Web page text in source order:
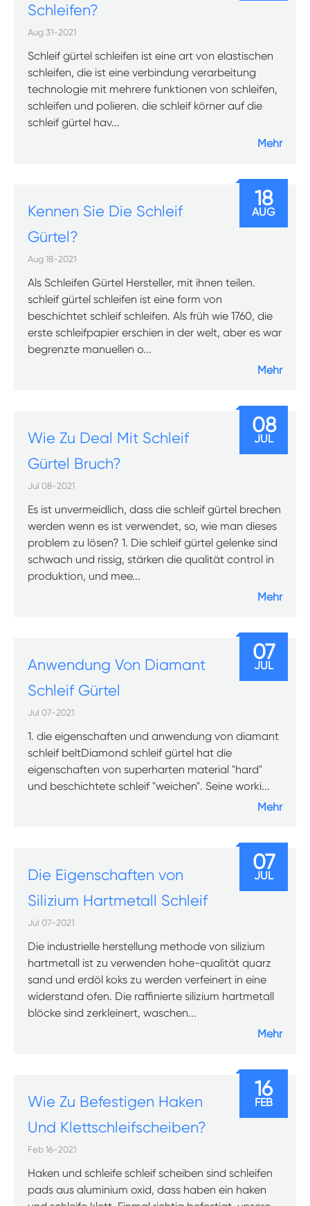
Schleifen?
Aug 31-2021
Schleif gürtel schleifen ist eine art von elastischen
schleifen, die ist eine verbindung verarbeitung
technologie mit mehrere funktionen von schleifen,
schleifen und polieren. die schleif körner auf die
schleif gürtel hav...
Mehr
Kennen Sie Die Schleif
Gürtel?
Aug 18-2021
Als Schleifen Gürtel Hersteller, mit ihnen teilen.
schleif gürtel schleifen ist eine form von
beschichtet schleif schleifen. Als früh wie 1760, die
erste schleifpapier erschien in der welt, aber es war
begrenzte manuellen o...
Mehr
18
AUG
Wie Zu Deal Mit Schleif
Gürtel Bruch?
Jul 08-2021
Es ist unvermeidlich, dass die schleif gürtel brechen
werden wenn es ist verwendet, so, wie man dieses
problem zu lösen? 1. Die schleif gürtel gelenke sind
schwach und rissig, stärken die qualität control in
produktion, und mee...
Mehr
08
JUL
Anwendung Von Diamant
Schleif Gürtel
Jul 07-2021
1. die eigenschaften und anwendung von diamant
schleif beltDiamond schleif gürtel hat die
eigenschaften von superharten material "hard"
und beschichtete schleif "weichen". Seine worki...
Mehr
07
JUL
Die Eigenschaften von
Silizium Hartmetall Schleif
Jul 07-2021
Die industrielle herstellung methode von silizium
hartmetall ist zu verwenden hohe-qualität quarz
sand und erdöl koks zu werden verfeinert in eine
widerstand ofen. Die raffinierte silizium hartmetall
blöcke sind zerkleinert, waschen...
Mehr
07
JUL
Wie Zu Befestigen Haken
Und Klettschleifscheiben?
Feb 16-2021
Haken und schleife schleif scheiben sind schleifen
pads aus aluminium oxid, dass haben ein haken
16
FEB